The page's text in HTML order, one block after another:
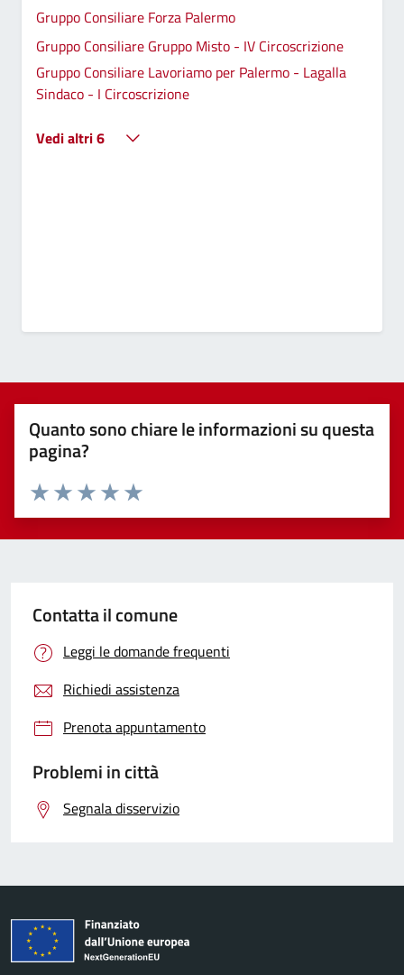
Gruppo Consiliare Forza Palermo
Gruppo Consiliare Gruppo Misto - IV Circoscrizione
Gruppo Consiliare Lavoriamo per Palermo - Lagalla
Sindaco - I Circoscrizione
Vedi altri 6
Quanto sono chiare le informazioni su questa
pagina?
Valuta 5 stelle su 5
Valuta 4 stelle su 5
Valuta 3 stelle su 5
Valuta 2 stelle su 5
Valuta 1 stelle su 5
Contatta il comune
Leggi le domande frequenti
Richiedi assistenza
Prenota appuntamento
Problemi in città
Segnala disservizio